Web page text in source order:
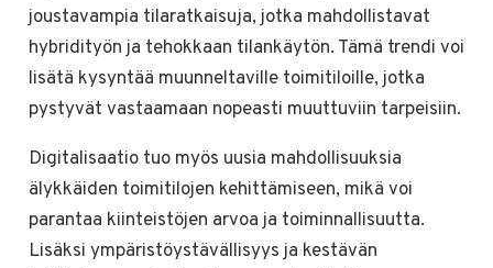
joustavampia tilaratkaisuja, jotka mahdollistavat
hybridityön ja tehokkaan tilankäytön. Tämä trendi voi
lisätä kysyntää muunneltaville toimitiloille, jotka
pystyvät vastaamaan nopeasti muuttuviin tarpeisiin.
Digitalisaatio tuo myös uusia mahdollisuuksia
älykkäiden toimitilojen kehittämiseen, mikä voi
parantaa kiinteistöjen arvoa ja toiminnallisuutta.
Lisäksi ympäristöystävällisyys ja kestävän